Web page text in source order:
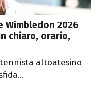
Wimbledon 2026
chiaro, orario,
tennista altoatesino